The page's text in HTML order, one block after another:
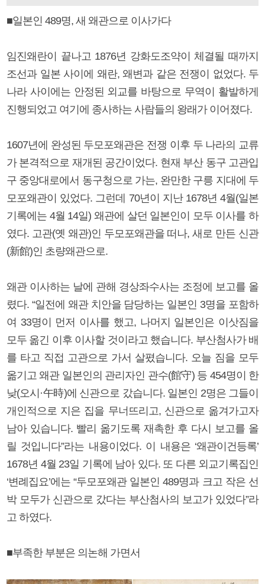
■일본인 489명, 새 왜관으로 이사가다
임진왜란이 끝나고 1876년 강화도조약이 체결될 때까지
조선과 일본 사이에 왜란, 왜변과 같은 전쟁이 없었다. 두
나라 사이에는 안정된 외교를 바탕으로 무역이 활발하게
진행되었고 여기에 종사하는 사람들의 왕래가 이어졌다.
1607년에 완성된 두모포왜관은 전쟁 이후 두 나라의 교류
가 본격적으로 재개된 공간이었다. 현재 부산 동구 고관입
구 중앙대로에서 동구청으로 가는, 완만한 구릉 지대에 두
모포왜관이 있었다. 그런데 70년이 지난 1678년 4월(일본
기록에는 4월 14일) 왜관에 살던 일본인이 모두 이사를 하
였다. 고관(옛 왜관)인 두모포왜관을 떠나, 새로 만든 신관
(新館)인 초량왜관으로.
왜관 이사하는 날에 관해 경상좌수사는 조정에 보고를 올
렸다. “일전에 왜관 치안을 담당하는 일본인 3명을 포함하
여 33명이 먼저 이사를 했고, 나머지 일본인은 이삿짐을
모두 옮긴 이후 이사할 것이라고 했습니다. 부산첨사가 배
를 타고 직접 고관으로 가서 살폈습니다. 오늘 짐을 모두
옮기고 왜관 일본인의 관리자인 관수(館守) 등 454명이 한
낮(오시·午時)에 신관으로 갔습니다. 일본인 2명은 그들이
개인적으로 지은 집을 무너뜨리고, 신관으로 옮겨가고자
남아 있습니다. 빨리 옮기도록 재촉한 후 다시 보고를 올
릴 것입니다”라는 내용이었다. 이 내용은 ‘왜관이건등록’
1678년 4월 23일 기록에 남아 있다. 또 다른 외교기록집인
‘변례집요’에는 “두모포왜관 일본인 489명과 크고 작은 선
박 모두가 신관으로 갔다는 부산첨사의 보고가 있었다”라
고 하였다.
■부족한 부분은 의논해 가면서